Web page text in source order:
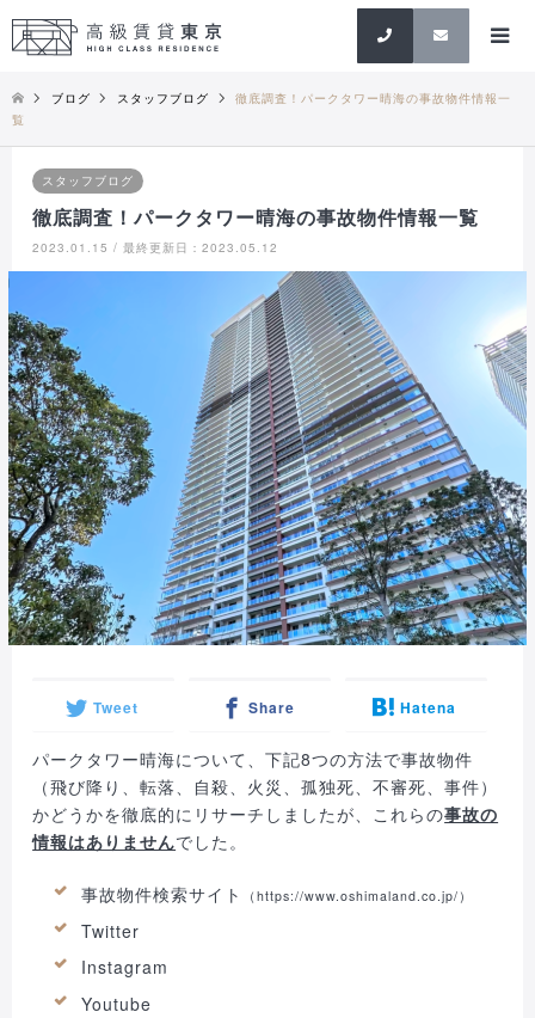
検索
ブログ スタッフブログ
徹底調査！パークタワー晴海の事故物件情報一
覧
スタッフブログ
徹底調査！パークタワー晴海の事故物件情報一覧
2023.01.15 / 最終更新日：2023.05.12
Tweet Share Hatena
パークタワー晴海について、下記8つの方法で事故物件
（飛び降り、転落、自殺、火災、孤独死、不審死、事件）
かどうかを徹底的にリサーチしましたが、これらの事故の
情報はありませんでした。
事故物件検索サイト （https://www.oshimaland.co.jp/ ）
Twitter
Instagram
Youtube